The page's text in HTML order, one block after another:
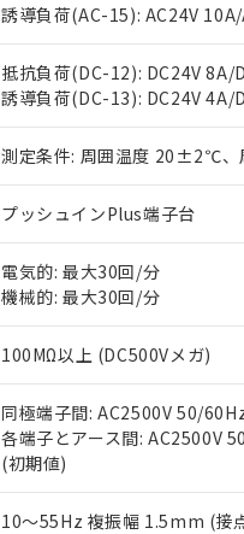
誘導負荷(AC-15): AC24V
抵抗負荷(DC-12): DC24V 8A/
誘導負荷(DC-13): DC24V 4A/
測定条件: 周囲温度 20±2℃
プッシュインPlus端子台
電気的: 最大30回/分
機械的: 最大30回/分
100MΩ以上 (DC500Vメガ)
同極端子間: AC2500V 50/
各端子とアース間: AC2500V
(初期値)
10～55Hz 複振幅 1.5mm (接
くものです。
当社制御機器事業取
のであり、閲覧され
い。
正式な納期状況およ
当社販売員にご相談
オムロン制御機器販
在庫状況および標準
マイパーツ機能（部
ている必要があります
お客様が当ウェブサ
さい。
※当社の共同利用者
いる法人を指します。
六価クロム(Cr(Ⅵ)) 1000ppm以下
但し、RoHS指令で産業用監視お
フタル酸エステル類の４物質につ
※2 対応予定月
部品在庫の切り替え状況な
※3 非含有証明書ダウン
下記の非含有証明書をダウ
EU RoHS指令（10物質）
51物質の非含有証明書（
※本証明書は発行日時点で
また、RoHS指令のフタル
混在することから備考欄に
*中国RoHS10物質の基準値 (GB/
Pb(鉛) :1000ppm、 Hg(水銀) :
Cr(Ⅵ)(六価クロム) : 1000ppm、
DBP(フタル酸ジブチル) :
DEHP(フタル酸ビス(2-エチルヘ
※2 環境保護使用期限
「ｅ」：有害物質（10物
「10」：通常の使用状況
味します。
う）を輸出または国
当社は規制貨物を破
ます。
当社は貴社製品を、
当社は、貴社製品を
また当社は、販売先
たしません。
記
号
説明
○ 一定数以上の在
△ 一定数には満た
－
在庫なし(最新の
機器販売店・当
空
白
受注生産機種、